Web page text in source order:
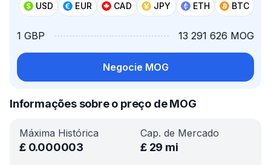
USD EUR CAD JPY ETH BTC
1 GBP 13 291 626 MOG
Negocie MOG
Informações sobre o preço de MOG
Máxima Histórica
£ 0.000003
Cap. de Mercado
£ 29 mi